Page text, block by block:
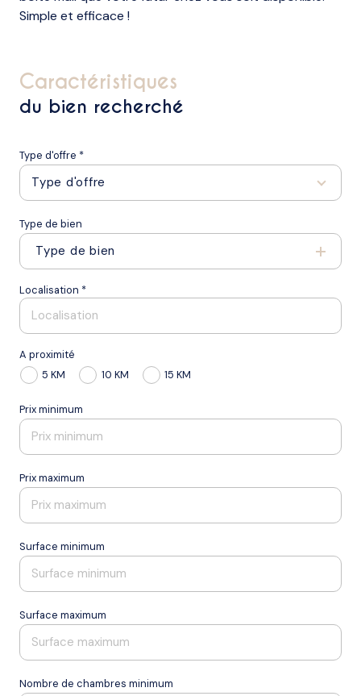
Simple et efficace !
caractéristiques
du bien recherché
Type d'offre *
Type d'offre
Type de bien
Type de bien
Localisation *
A proximité
5 KM
10 KM 15 KM
Prix minimum
Prix maximum
Surface minimum
Surface maximum
Nombre de chambres minimum